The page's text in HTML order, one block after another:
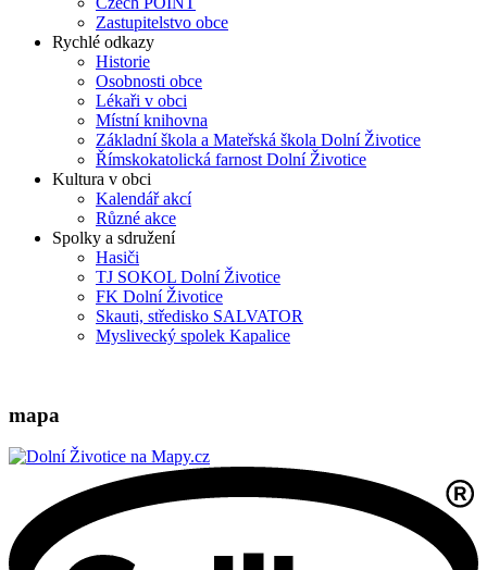
Zastupitelstvo obce
Rychlé odkazy
Historie
Osobnosti obce
Lékaři v obci
Místní knihovna
Základní škola a Mateřská škola Dolní Životice
Římskokatolická farnost Dolní Životice
Kultura v obci
Kalendář akcí
Různé akce
Spolky a sdružení
Hasiči
TJ SOKOL Dolní Životice
FK Dolní Životice
Skauti, středisko SALVATOR
Myslivecký spolek Kapalice
mapa